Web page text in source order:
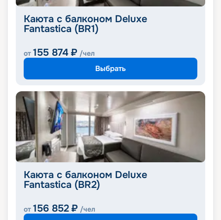
Каюта с балконом Deluxe
Fantastica (BR1)
от 155 874 ₽ /чел
Выбрать
Каюта с балконом Deluxe
Fantastica (BR2)
от 156 852 ₽ /чел